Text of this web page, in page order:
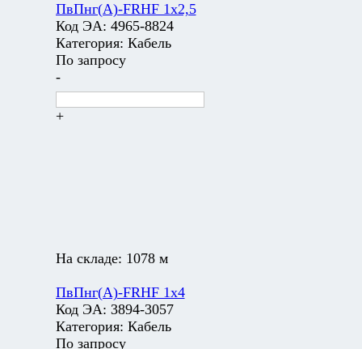
ПвПнг(А)-FRHF 1х2,5
Код ЭА: 4965-8824
Категория: Кабель
По запросу
-
+
На складе: 1078 м
ПвПнг(А)-FRHF 1х4
Код ЭА: 3894-3057
Категория: Кабель
По запросу